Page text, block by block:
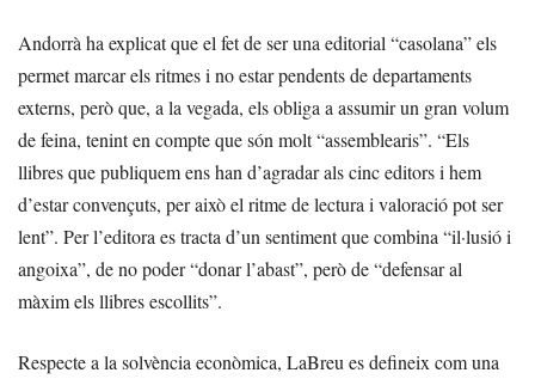
Andorrà ha explicat que el fet de ser una editorial “casolana” els
permet marcar els ritmes i no estar pendents de departaments
externs, però que, a la vegada, els obliga a assumir un gran volum
de feina, tenint en compte que són molt “assemblearis”. “Els
llibres que publiquem ens han d’agradar als cinc editors i hem
d’estar convençuts, per això el ritme de lectura i valoració pot ser
lent”. Per l’editora es tracta d’un sentiment que combina “il·lusió i
angoixa”, de no poder “donar l’abast”, però de “defensar al
màxim els llibres escollits”.
Respecte a la solvència econòmica, LaBreu es defineix com una